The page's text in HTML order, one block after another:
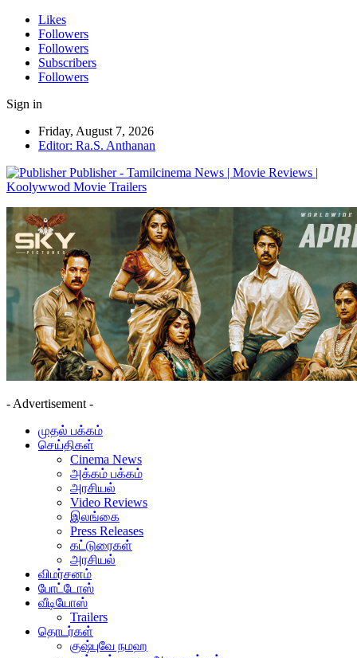
Likes
Followers
Followers
Subscribers
Followers
Sign in
Friday, August 7, 2026
Editor: Ra.S. Anthanan
Publisher - Tamilcinema News | Movie Reviews |
Koolywwod Movie Trailers
- Advertisement -
முதல் பக்கம்
செய்திகள்
Cinema News
அக்கம் பக்கம்
அரசியல்
Video Reviews
இலங்கை
Press Releases
கட்டுரைகள்
அரசியல்
விமர்சனம்
போட்டோஸ்
வீடியோஸ்
Trailers
தொடர்கள்
குஷ்புவே நமஹ